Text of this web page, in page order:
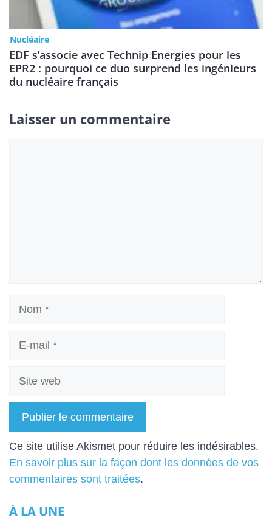
Nucléaire
EDF s’associe avec Technip Energies pour les
EPR2 : pourquoi ce duo surprend les ingénieurs
du nucléaire français
Laisser un commentaire
Site
A
l
t
r
Ce site utilise Akismet pour réduire les indésirables.
En savoir plus sur la façon dont les données de vos
commentaires sont traitées.
À LA UNE